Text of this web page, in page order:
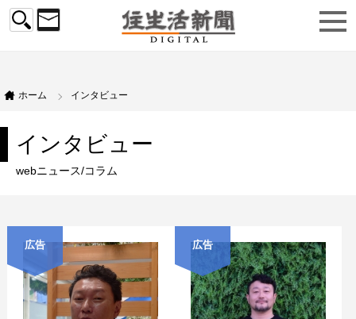
ホーム インタビュー
インタビュー
webニュース/コラム
広告 広告